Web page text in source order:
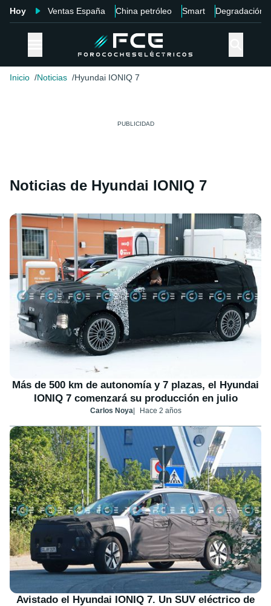
Hoy Ventas España China petróleo Smart Degradación
Inicio Noticias Hyundai IONIQ 7
Noticias de Hyundai IONIQ 7
Más de 500 km de autonomía y 7 plazas, el Hyundai
IONIQ 7 comenzará su producción en julio
Carlos Noya Hace 2 años
Avistado el Hyundai IONIQ 7. Un SUV eléctrico de